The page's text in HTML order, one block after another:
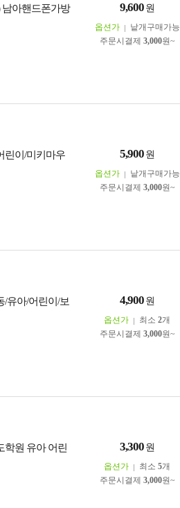
남아핸드폰가방
9,600 원
옵션가
낱개구매가능
주문시결제 3,000원~
린이/미키마우
5,900 원
옵션가
낱개구매가능
주문시결제 3,000원~
/유아/어린이/보
4,900 원
옵션가 최소 2개
주문시결제 3,000원~
학원 유아 어린
3,300 원
옵션가 최소 5개
주문시결제 3,000원~